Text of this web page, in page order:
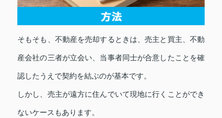
そもそも、不動産を売却するときは、売主と買主、不動
産会社の三者が立会い、当事者同士が合意したことを確
認したうえで契約を結ぶのが基本です。
しかし、売主が遠方に住んでいて現地に行くことができ
ないケースもあります。